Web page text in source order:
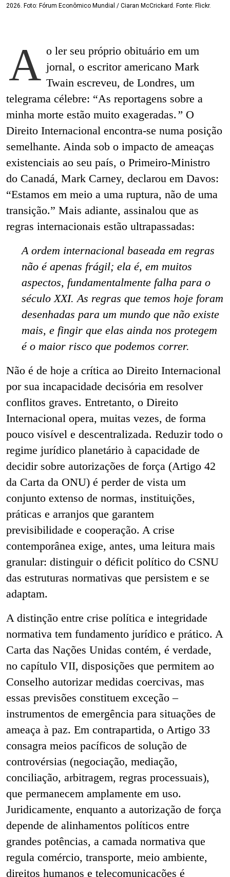
2026. Foto: Fórum Econômico Mundial / Ciaran McCrickard. Fonte: Flickr.
A o ler seu próprio obituário em um
jornal, o escritor americano Mark
Twain escreveu, de Londres, um
telegrama célebre: “As reportagens sobre a
minha morte estão muito exageradas. ” O
Direito Internacional encontra-se numa posição
semelhante. Ainda sob o impacto de ameaças
existenciais ao seu país, o Primeiro-Ministro
do Canadá, Mark Carney, declarou em Davos:
“Estamos em meio a uma ruptura, não de uma
transição.” Mais adiante, assinalou que as
regras internacionais estão ultrapassadas:
A ordem internacional baseada em regras
não é apenas frágil; ela é, em muitos
aspectos, fundamentalmente falha para o
século XXI. As regras que temos hoje foram
desenhadas para um mundo que não existe
mais, e fingir que elas ainda nos protegem
é o maior risco que podemos correr.
Não é de hoje a crítica ao Direito Internacional
por sua incapacidade decisória em resolver
conflitos graves. Entretanto, o Direito
Internacional opera, muitas vezes, de forma
pouco visível e descentralizada. Reduzir todo o
regime jurídico planetário à capacidade de
decidir sobre autorizações de força (Artigo 42
da Carta da ONU) é perder de vista um
conjunto extenso de normas, instituições,
práticas e arranjos que garantem
previsibilidade e cooperação. A crise
contemporânea exige, antes, uma leitura mais
granular: distinguir o déficit político do CSNU
das estruturas normativas que persistem e se
adaptam.
A distinção entre crise política e integridade
normativa tem fundamento jurídico e prático. A
Carta das Nações Unidas contém, é verdade,
no capítulo VII, disposições que permitem ao
Conselho autorizar medidas coercivas, mas
essas previsões constituem exceção –
instrumentos de emergência para situações de
ameaça à paz. Em contrapartida, o Artigo 33
consagra meios pacíficos de solução de
controvérsias (negociação, mediação,
conciliação, arbitragem, regras processuais),
que permanecem amplamente em uso.
Juridicamente, enquanto a autorização de força
depende de alinhamentos políticos entre
grandes potências, a camada normativa que
regula comércio, transporte, meio ambiente,
direitos humanos e telecomunicações é